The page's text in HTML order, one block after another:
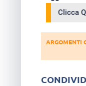
Clicca
ARGOMENTI